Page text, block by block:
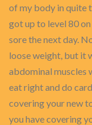
of my body in quite
got up to level 80
sore the next day.
loose weight, but it
abdominal muscles
eat right and do
covering your new
you have covering